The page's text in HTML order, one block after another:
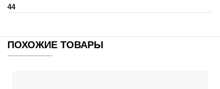
44
ПОХОЖИЕ ТОВАРЫ